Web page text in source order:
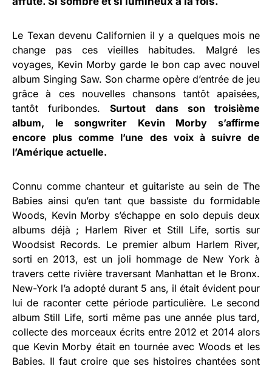
Le Texan devenu Californien il y a quelques mois ne
change pas ces vieilles habitudes. Malgré les
voyages, Kevin Morby garde le bon cap avec nouvel
album Singing Saw. Son charme opère d’entrée de jeu
grâce à ces nouvelles chansons tantôt apaisées,
tantôt furibondes.Surtout dans son troisième
album, le songwriter Kevin Morby s’affirme
encore plus comme l’une des voix à suivre de
l’Amérique actuelle.
Connu comme chanteur et guitariste au sein de The
Babies ainsi qu’en tant que bassiste du formidable
Woods, Kevin Morby s’échappe en solo depuis deux
albums déjà ; Harlem River et Still Life, sortis sur
Woodsist Records. Le premier album Harlem River,
sorti en 2013, est un joli hommage de New York à
travers cette rivière traversant Manhattan et le Bronx.
New-York l’a adopté durant 5 ans, il était évident pour
lui de raconter cette période particulière. Le second
album Still Life, sorti même pas une année plus tard,
collecte des morceaux écrits entre 2012 et 2014 alors
que Kevin Morby était en tournée avec Woods et les
Babies. Il faut croire que ses histoires chantées sont